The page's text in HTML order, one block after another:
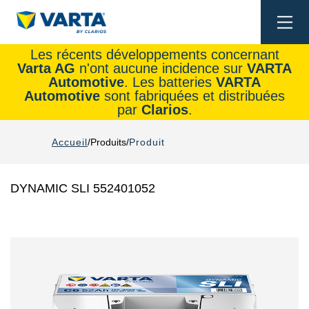
Les récents développements concernant
Varta AG n'ont aucune incidence sur VARTA
Automotive. Les batteries VARTA
Automotive sont fabriquées et distribuées
par Clarios.
Accueil Produits Produit
DYNAMIC SLI 552401052